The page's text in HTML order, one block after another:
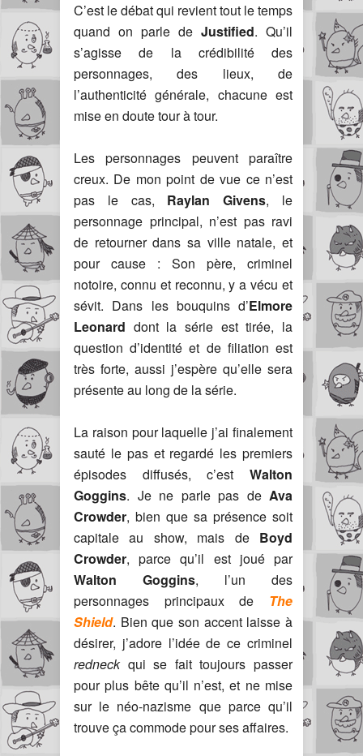
C’est le débat qui revient tout le temps
quand on parle de Justified. Qu’il
s’agisse de la crédibilité des
personnages, des lieux, de
l’authenticité générale, chacune est
mise en doute tour à tour.
Les personnages peuvent paraître
creux. De mon point de vue ce n’est
pas le cas, Raylan Givens, le
personnage principal, n’est pas ravi
de retourner dans sa ville natale, et
pour cause : Son père, criminel
notoire, connu et reconnu, y a vécu et
sévit. Dans les bouquins d’Elmore
Leonard dont la série est tirée, la
question d’identité et de filiation est
très forte, aussi j’espère qu’elle sera
présente au long de la série.
La raison pour laquelle j’ai finalement
sauté le pas et regardé les premiers
épisodes diffusés, c’est Walton
Goggins. Je ne parle pas de Ava
Crowder, bien que sa présence soit
capitale au show, mais de Boyd
Crowder, parce qu’il est joué par
Walton Goggins, l’un des
personnages principaux de The
Shield. Bien que son accent laisse à
désirer, j’adore l’idée de ce criminel
redneckqui se fait toujours passer
pour plus bête qu’il n’est, et ne mise
sur le néo-nazisme que parce qu’il
trouve ça commode pour ses affaires.